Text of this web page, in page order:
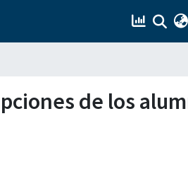
de los